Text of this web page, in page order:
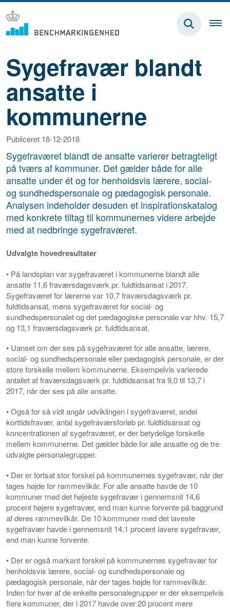
Sygefravær blandt
ansatte i
kommunerne
Publiceret 18-12-2018
Sygefraværet blandt de ansatte varierer betragteligt
på tværs af kommuner. Det gælder både for alle
ansatte under ét og for henholdsvis lærere, social-
og sundhedspersonale og pædagogisk personale.
Analysen indeholder desuden et inspirationskatalog
med konkrete tiltag til kommunernes videre arbejde
med at nedbringe sygefraværet.
Udvalgte hovedresultater
• På landsplan var sygefraværet i kommunerne blandt alle
ansatte 11,6 fraværsdagsværk pr. fuldtidsansat i 2017.
Sygefraværet for lærerne var 10,7 fraværsdagsværk pr.
fuldtidsansat, mens sygefraværet for social- og
sundhedspersonalet og det pædagogiske personale var hhv. 15,7
og 13,1 fraværsdagsværk pr. fuldtidsansat.
• Uanset om der ses på sygefraværet for alle ansatte, lærere,
social- og sundhedspersonale eller pædagogisk personale, er der
store forskelle mellem kommunerne. Eksempelvis varierede
antallet af fraværsdagsværk pr. fuldtidsansat fra 9,0 til 13,7 i
2017, når der ses på alle ansatte.
• Også for så vidt angår udviklingen i sygefraværet, andel
korttidsfravær, antal sygefraværsforløb pr. fuldtidsansat og
koncentrationen af sygefraværet, er der betydelige forskelle
mellem kommunerne. Det gælder både for alle ansatte og de tre
udvalgte personalegrupper.
• Der er fortsat stor forskel på kommunernes sygefravær, når der
tages højde for rammevilkår. For alle ansatte havde de 10
kommuner med det højeste sygefravær i gennemsnit 14,6
procent højere sygefravær, end man kunne forvente på baggrund
af deres rammevilkår. De 10 kommuner med det laveste
sygefravær havde i gennemsnit 14,1 procent lavere sygefravær,
end man kunne forvente.
• Der er også markant forskel på kommunernes sygefravær for
henholdsvis lærere, social- og sundhedspersonale og
pædagogisk personale, når der tages højde for rammevilkår.
Inden for hver af de enkelte personalegrupper er der eksempelvis
flere kommuner, der i 2017 havde over 20 procent mere